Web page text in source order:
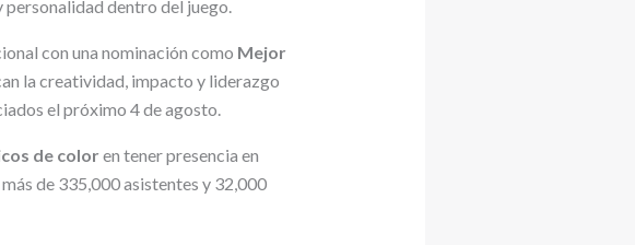
dentro del juego.
con una nominación como Mejor
la creatividad, impacto y liderazgo
el próximo 4 de agosto.
de color en tener presencia en
de 335,000 asistentes y 32,000